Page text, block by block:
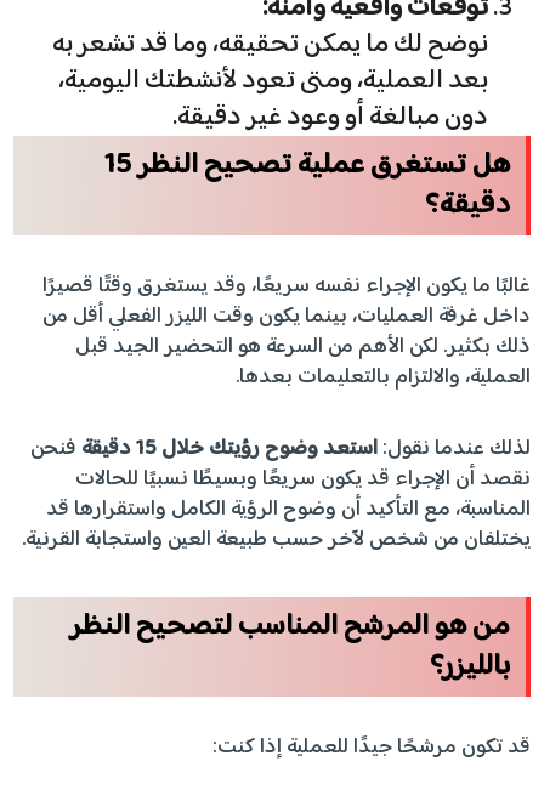
نوضح لك ما يمكن تحقيقه، وما قد تشعر به
بعد العملية، ومتى تعود لأنشطتك اليومية،
دون مبالغة أو وعود غير دقيقة.
هل تستغرق عملية تصحيح النظر 15
دقيقة؟
غالبًا ما يكون الإجراء نفسه سريعًا، وقد يستغرق وقتًا قصيرًا
داخل غرفة العمليات، بينما يكون وقت الليزر الفعلي أقل من
ذلك بكثير. لكن الأهم من السرعة هو التحضير الجيد قبل
العملية، والالتزام بالتعليمات بعدها.
لذلك عندما نقول:استعد وضوح رؤيتك خلال 15 دقيقة
فنحن
نقصد أن الإجراء قد يكون سريعًا وبسيطًا نسبيًا للحالات
المناسبة، مع التأكيد أن وضوح الرؤية الكامل واستقرارها قد
يختلفان من شخص لآخر حسب طبيعة العين واستجابة القرنية.
من هو المرشح المناسب لتصحيح النظر
بالليزر؟
قد تكون مرشحًا جيدًا للعملية إذا كنت: